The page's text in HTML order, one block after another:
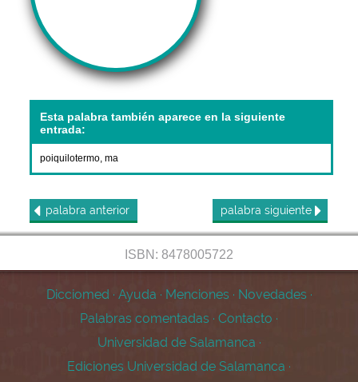
Esta palabra también aparece en la siguiente
entrada:
poiquilotermo, ma
palabra anterior palabra siguiente
ISBN: 8478005722
Dicciomed · Ayuda · Menciones · Novedades ·
Palabras comentadas · Contacto ·
Universidad de Salamanca ·
Ediciones Universidad de Salamanca ·